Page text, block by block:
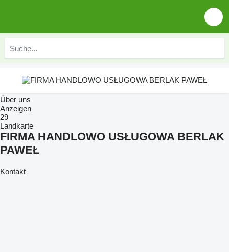
Über uns
Anzeigen
29
Landkarte
FIRMA HANDLOWO USŁUGOWA BERLAK
PAWEŁ
Kontakt